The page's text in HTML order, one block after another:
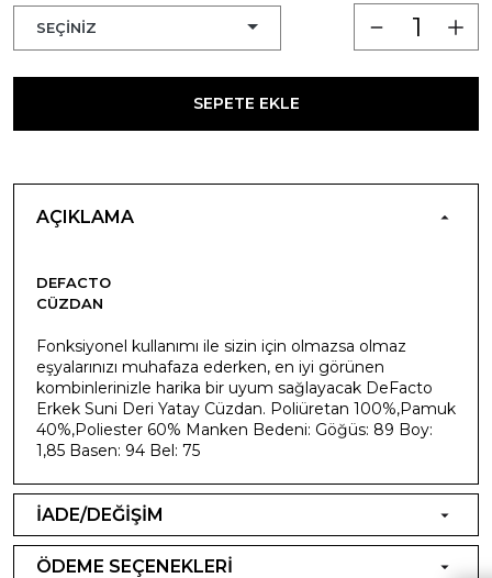
SEPETE EKLE
AÇIKLAMA
DEFACTO
CÜZDAN
Fonksiyonel kullanımı ile sizin için olmazsa olmaz
eşyalarınızı muhafaza ederken, en iyi görünen
kombinlerinizle harika bir uyum sağlayacak DeFacto
Erkek Suni Deri Yatay Cüzdan. Poliüretan 100%,Pamuk
40%,Poliester 60% Manken Bedeni: Göğüs: 89 Boy:
1,85 Basen: 94 Bel: 75
İADE/DEĞİŞİM
ÖDEME SEÇENEKLERİ